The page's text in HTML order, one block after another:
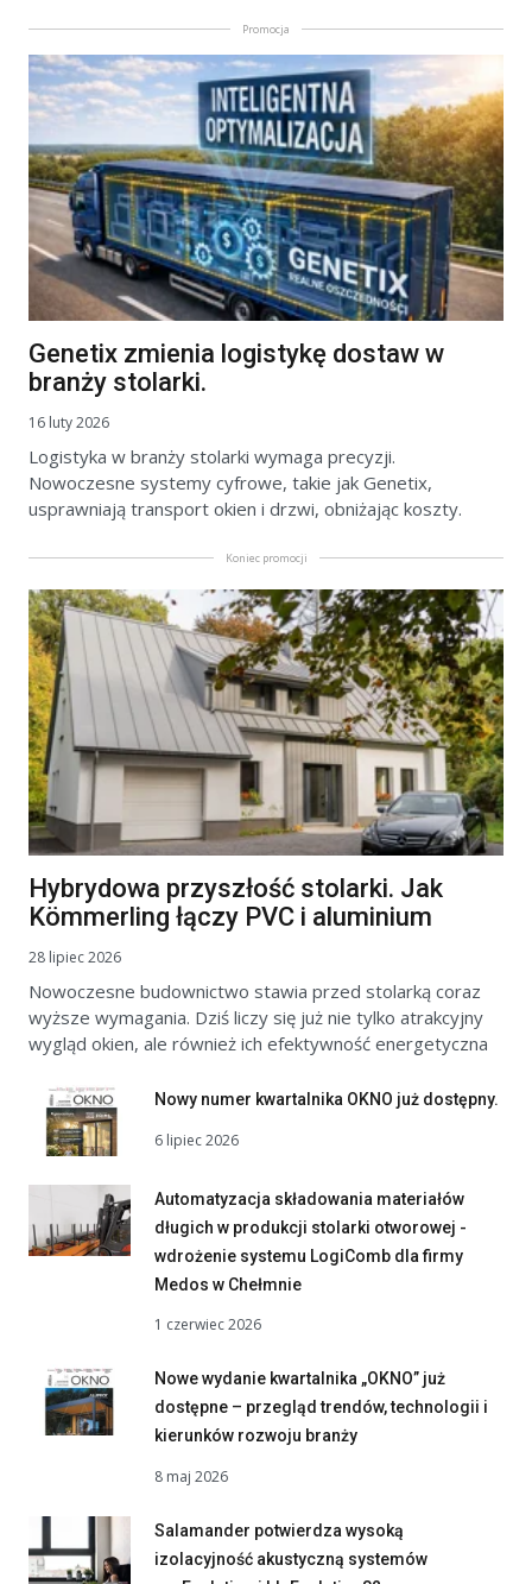
Promocja
Genetix zmienia logistykę dostaw w
branży stolarki.
16 luty 2026
Logistyka w branży stolarki wymaga precyzji.
Nowoczesne systemy cyfrowe, takie jak Genetix,
usprawniają transport okien i drzwi, obniżając koszty.
Koniec promocji
Hybrydowa przyszłość stolarki. Jak
Kömmerling łączy PVC i aluminium
28 lipiec 2026
Nowoczesne budownictwo stawia przed stolarką coraz
wyższe wymagania. Dziś liczy się już nie tylko atrakcyjny
wygląd okien, ale również ich efektywność energetyczna
Nowy numer kwartalnika OKNO już dostępny.
6 lipiec 2026
Automatyzacja składowania materiałów
długich w produkcji stolarki otworowej -
wdrożenie systemu LogiComb dla firmy
Medos w Chełmnie
1 czerwiec 2026
Nowe wydanie kwartalnika „OKNO” już
dostępne – przegląd trendów, technologii i
kierunków rozwoju branży
8 maj 2026
Salamander potwierdza wysoką
izolacyjność akustyczną systemów